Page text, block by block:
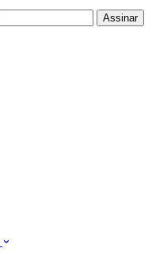
Assinar